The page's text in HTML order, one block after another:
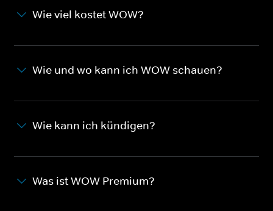
Wie viel kostet WOW?
Wie und wo kann ich WOW schauen?
Wie kann ich kündigen?
Was ist WOW Premium?